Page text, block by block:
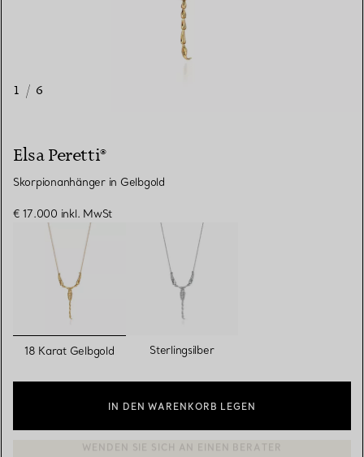
1 / 6
Elsa Peretti®
Skorpionanhänger in Gelbgold
€ 17.000 inkl. MwSt
ausgewählt
18 Karat Gelbgold Sterlingsilber
IN DEN WARENKORB LEGEN